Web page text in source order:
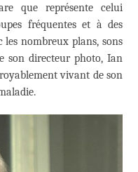
que représente celui
fréquentes et à des
nombreux plans, sons
son directeur photo, Ian
vivant de son